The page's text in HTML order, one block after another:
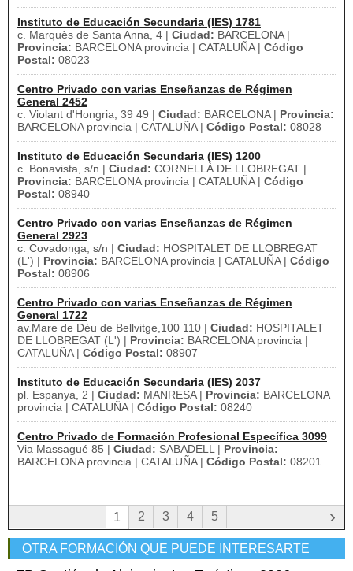
Instituto de Educación Secundaria (IES) 1781
c. Marquès de Santa Anna, 4 | Ciudad: BARCELONA |
Provincia: BARCELONA provincia | CATALUÑA | Código
Postal: 08023
Centro Privado con varias Enseñanzas de Régimen
General 2452
c. Violant d'Hongria, 39 49 | Ciudad: BARCELONA | Provincia:
BARCELONA provincia | CATALUÑA | Código Postal: 08028
Instituto de Educación Secundaria (IES) 1200
c. Bonavista, s/n | Ciudad: CORNELLÀ DE LLOBREGAT |
Provincia: BARCELONA provincia | CATALUÑA | Código
Postal: 08940
Centro Privado con varias Enseñanzas de Régimen
General 2923
c. Covadonga, s/n | Ciudad: HOSPITALET DE LLOBREGAT
(L') | Provincia: BARCELONA provincia | CATALUÑA | Código
Postal: 08906
Centro Privado con varias Enseñanzas de Régimen
General 1722
av.Mare de Déu de Bellvitge,100 110 | Ciudad: HOSPITALET
DE LLOBREGAT (L') | Provincia: BARCELONA provincia |
CATALUÑA | Código Postal: 08907
Instituto de Educación Secundaria (IES) 2037
pl. Espanya, 2 | Ciudad: MANRESA | Provincia: BARCELONA
provincia | CATALUÑA | Código Postal: 08240
Centro Privado de Formación Profesional Específica 3099
Via Massagué 85 | Ciudad: SABADELL | Provincia:
BARCELONA provincia | CATALUÑA | Código Postal: 08201
1 2 3 4 5 ›
OTRA FORMACIÓN QUE PUEDE INTERESARTE